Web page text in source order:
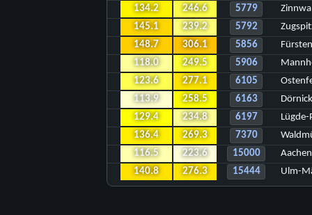
134.2 246.6 5779
145.1
239.2 5792
148.7
306.1 5856
118.0
249.5 5906
123.6
277.1 6105
113.9
258.5 6163
129.4
234.8 6197
136.4
269.3 7370
116.5
223.6 15000
140.8
276.3 15444 Ulm-